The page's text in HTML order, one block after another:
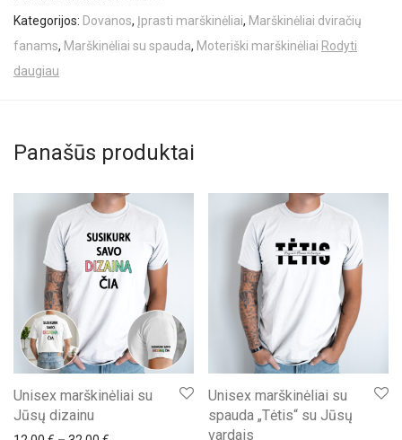
Kategorijos: Dovanos, Įprasti marškinėliai, Marškinėliai dviračių
fanams, Marškinėliai su spauda, Moteriški marškinėliai Rodyti
daugiau
Panašūs produktai
Unisex marškinėliai su
Jūsų dizainu
Unisex marškinėliai su
spauda „Tėtis“ su Jūsų
vardais